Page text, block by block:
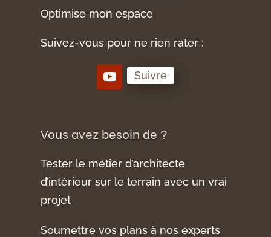
Optimise mon espace
Suivez-vous pour ne rien rater :
Suivre
Vous avez besoin de ?
Tester le métier d’architecte
d’intérieur sur le terrain avec un vrai
projet
Soumettre vos plans à nos experts